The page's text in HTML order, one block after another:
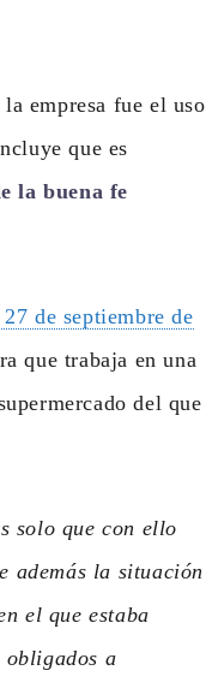
empresa fue el uso
que es
la buena fe
de septiembre de
que trabaja en una
del que
solo que con ello
además la situación
el que estaba
obligados a